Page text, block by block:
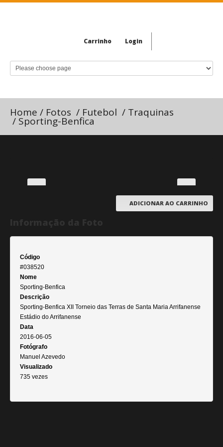
Carrinho Login
Home / Fotos / Futebol / Traquinas
/ Sporting-Benfica
ADICIONAR AO CARRINHO
Código
#038520
Nome
Sporting-Benfica
Descrição
Sporting-Benfica XII Torneio das Terras de Santa Maria Arrifanense
Estádio do Arrifanense
Data
2016-06-05
Fotógrafo
Manuel Azevedo
Visualizado
735 vezes